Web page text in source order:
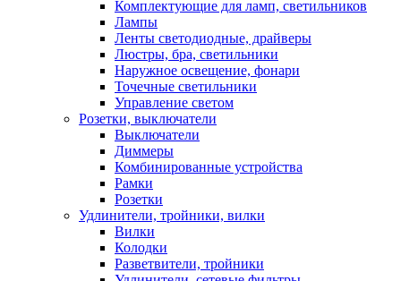
Комплектующие для ламп, светильников
Лампы
Ленты светодиодные, драйверы
Люстры, бра, светильники
Наружное освещение, фонари
Точечные светильники
Управление светом
Розетки, выключатели
Выключатели
Диммеры
Комбинированные устройства
Рамки
Розетки
Удлинители, тройники, вилки
Вилки
Колодки
Разветвители, тройники